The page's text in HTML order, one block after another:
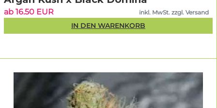
ab 16.50 EUR inkl. MwSt. zzgl. Versand
IN DEN WARENKORB